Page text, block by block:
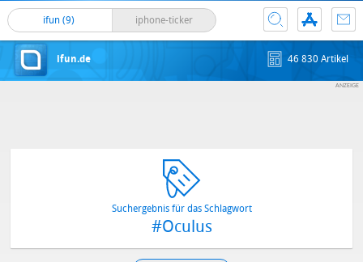
ifun (9) iphone-ticker
ifun.de 46 830 Artikel
Suchergebnis für das Schlagwort
#Oculus